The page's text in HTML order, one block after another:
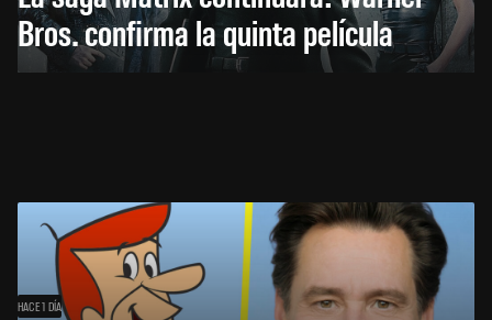
Bros. confirma la quinta película
HACE 1 DÍA